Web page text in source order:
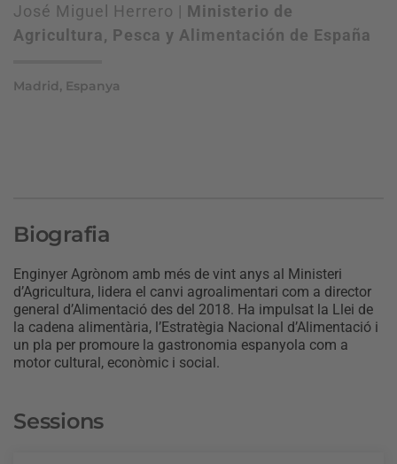
José Miguel Herrero | Ministerio de
Agricultura, Pesca y Alimentación de España
Madrid, Espanya
Biografia
Enginyer Agrònom amb més de vint anys al Ministeri
d’Agricultura, lidera el canvi agroalimentari com a director
general d’Alimentació des del 2018. Ha impulsat la Llei de
la cadena alimentària, l’Estratègia Nacional d’Alimentació i
un pla per promoure la gastronomia espanyola com a
motor cultural, econòmic i social.
Sessions